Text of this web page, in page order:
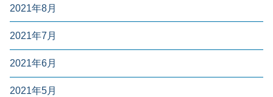
2021年8月
2021年7月
2021年6月
2021年5月